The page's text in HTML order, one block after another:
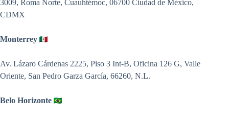
3009, Roma Norte, Cuauhtémoc, 06700 Ciudad de México,
CDMX
Monterrey
Av. Lázaro Cárdenas 2225, Piso 3 Int-B, Oficina 126 G, Valle
Oriente, San Pedro Garza García, 66260, N.L.
Belo Horizonte